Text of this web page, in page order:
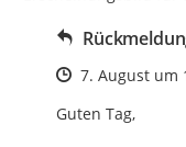
Zeitpunkt des
7. August um
Guten Tag,